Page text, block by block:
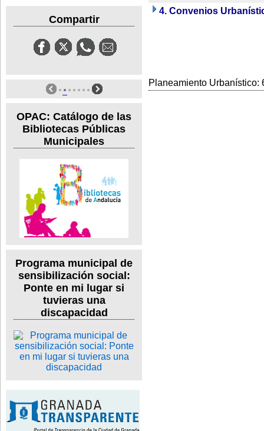
Compartir
OPAC: Catálogo de las
Bibliotecas Públicas
Municipales
Programa municipal de
sensibilización social:
Ponte en mi lugar si
tuvieras una
discapacidad
4. Convenios
Planeamiento Urbanístico: